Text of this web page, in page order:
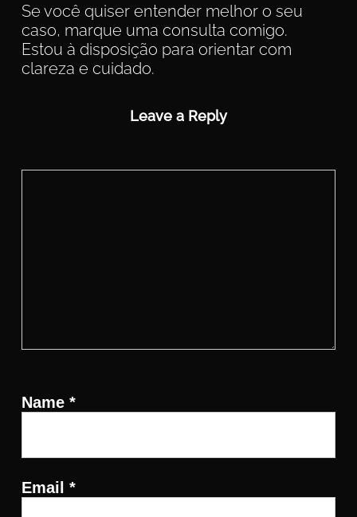
Se você quiser entender melhor o seu
caso, marque uma consulta comigo.
Estou à disposição para orientar com
clareza e cuidado.
Leave a Reply
Name *
Email *